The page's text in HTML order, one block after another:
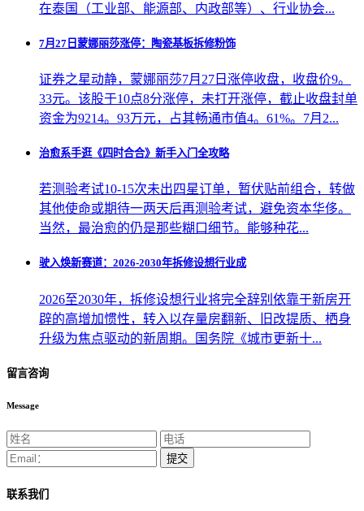
在泰国（工业部、能源部、内政部等）、行业协会...
7月27日蒙娜丽莎涨停：陶瓷基板拆修粉饰
证券之星动静，蒙娜丽莎7月27日涨停收盘，收盘价9。
33元。该股于10点8分涨停，未打开涨停，截止收盘封单
资金为9214。93万元，占其畅通市值4。61%。7月2...
治愈系手逛《四时合合》新手入门全攻略
若测验考试10-15次未出四星订单，暂伏贴前组合，转做
其他使命或期待一两天后再测验考试，避免资本华侈。
当然，最治愈的仍是那些糊口细节。能够种花...
驶入焕新赛道：2026-2030年拆修设想行业成
2026至2030年，拆修设想行业将完全辞别依靠于新房开
辟的高增加惯性，转入以存量房翻新、旧改提质、栖身
升级为焦点驱动的新周期。国务院《城市更新十...
留言咨询
Message
提交
联系我们